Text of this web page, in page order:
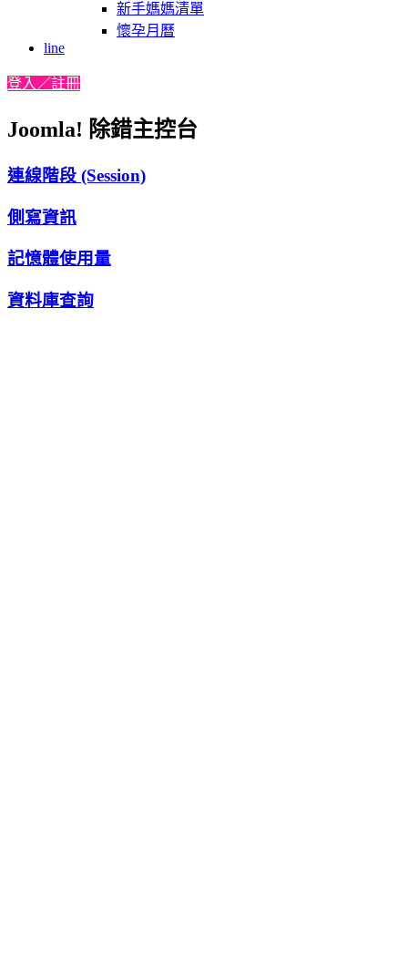
新手媽媽清單
懷孕月曆
line
登入／註冊
Joomla! 除錯主控台
連線階段 (Session)
側寫資訊
記憶體使用量
資料庫查詢